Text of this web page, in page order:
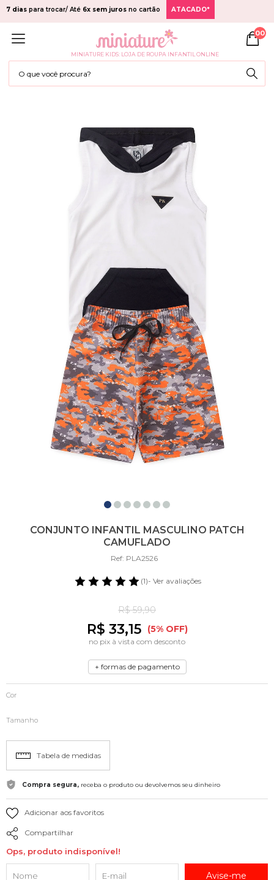
7 dias para trocar/ Até 6x sem juros no cartão ATACADO*
MINIATURE KIDS: LOJA DE ROUPA INFANTIL ONLINE
00
CONJUNTO INFANTIL MASCULINO PATCH
CAMUFLADO
Ref: PLA2526
(1)- Ver avaliações
R$ 59,90
R$ 33,15 (5% OFF)
no pix à vista com desconto
+ formas de pagamento
Cor
Tamanho
Tabela de medidas
Compra segura, receba o produto ou devolvemos seu dinheiro
Adicionar aos favoritos
Compartilhar
Ops, produto indisponível!
Avise-me